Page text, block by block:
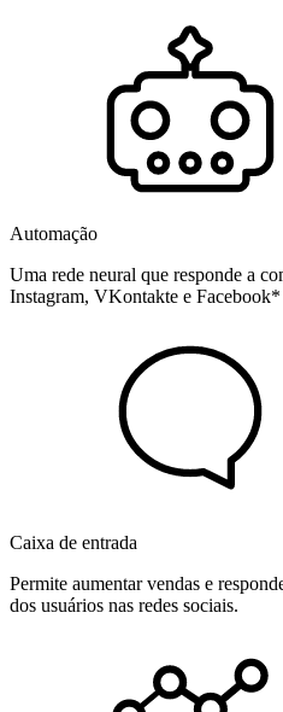
Automação
Uma rede neural que responde a
Instagram, VKontakte e
Caixa de entrada
Permite aumentar vendas e
dos usuários nas redes sociais.